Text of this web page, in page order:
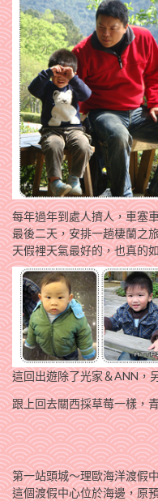
每年過年到處人擠人，車塞
最後二天，安排一趟棲蘭之
天假裡天氣最好的，也真的
這回出遊除了光家＆ANN，
跟上回去關西採草莓一樣，
第一站頭城～理歐海洋渡假
這個渡假中心位於海邊，原